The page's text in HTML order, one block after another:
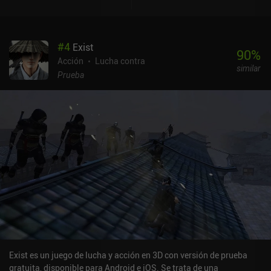
#4 Exist
Acción
Lucha contra
Prueba
90%
similar
Exist es un juego de lucha y acción en 3D con versión de prueba
gratuita, disponible para Android e iOS. Se trata de una